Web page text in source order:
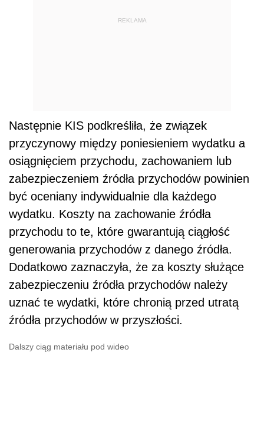
REKLAMA
Następnie KIS podkreśliła, że związek
przyczynowy między poniesieniem wydatku a
osiągnięciem przychodu, zachowaniem lub
zabezpieczeniem źródła przychodów powinien
być oceniany indywidualnie dla każdego
wydatku. Koszty na zachowanie źródła
przychodu to te, które gwarantują ciągłość
generowania przychodów z danego źródła.
Dodatkowo zaznaczyła, że za koszty służące
zabezpieczeniu źródła przychodów należy
uznać te wydatki, które chronią przed utratą
źródła przychodów w przyszłości.
Dalszy ciąg materiału pod wideo